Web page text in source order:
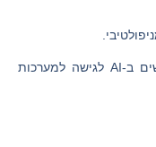
☑️השתלטות על מערכות: תוקפים משתמשים ב-AI לגישה למערכות